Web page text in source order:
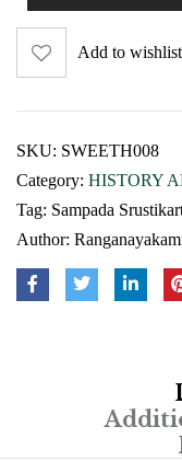
Add to wishlist
SKU: SWEETH008
Category: HISTORY
Tag: Sampada
Author: